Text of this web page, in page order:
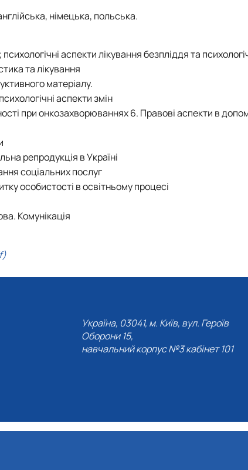
німецька, польська.
аспекти лікування безпліддя та
та лікування
матеріалу.
аспекти змін
при онкозахворюваннях 6. Правові аспекти в
репродукція в Україні
соціальних послуг
особистості в освітньому процесі
Комунікація
Україна, 03041, м. Київ, вул. Героїв
Оборони 15,
навчальний корпус №3 кабінет 101